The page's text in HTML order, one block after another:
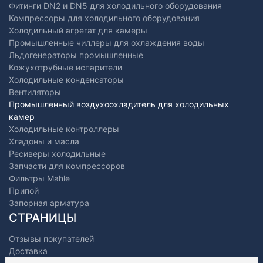
Фитинги DN2 и DN5 для холодильного оборудования
Компрессоры для холодильного оборудования
Холодильный агрегат для камеры
Промышленные чиллеры для охлаждения воды
Льдогенераторы промышленные
Кожухотрубные испарители
Холодильные конденсаторы
Вентиляторы
Промышленный воздухоохладитель для холодильных
камер
Холодильные контроллеры
Хладоны и масла
Ресиверы холодильные
Запчасти для компрессоров
Фильтры Mahle
Припой
Запорная арматура
СТРАНИЦЫ
Отзывы покупателей
Доставка